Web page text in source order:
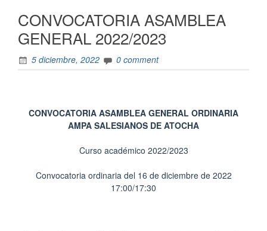
CONVOCATORIA ASAMBLEA
GENERAL 2022/2023
5 diciembre, 2022 0 comment
CONVOCATORIA ASAMBLEA GENERAL ORDINARIA
AMPA SALESIANOS DE ATOCHA
Curso académico 2022/2023
Convocatoria ordinaria del 16 de diciembre de 2022
17:00/17:30